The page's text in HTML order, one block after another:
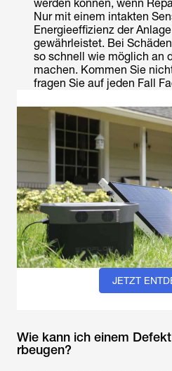
werden können, wenn
Nur mit einem intakten
Energieeffizienz der
gewährleistet. Bei
so schnell wie möglich an
machen. Kommen Sie
fragen Sie auf jeden Fall
JETZT
Wie kann ich einem
rbeugen?